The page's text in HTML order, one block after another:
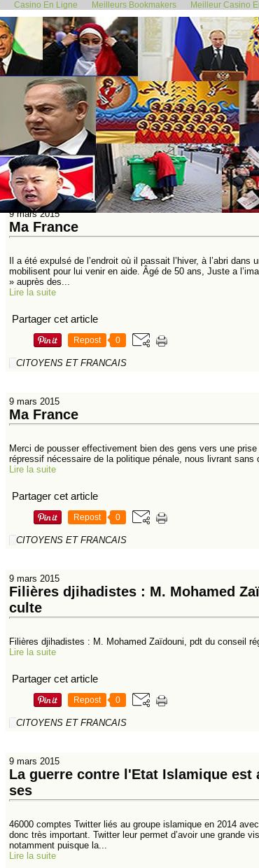
Casino En Ligne Meilleurs Bookmakers Meilleur Casino
<< <400
410
420
430 431 432 433 434 435
9 mars 2015
Ma France
Il a été expulsé de l’endroit où il passait l’hiver, à l’abri
mobilisent pour lui venir en aide. Âgé de 50 ans, Juste a
» auprès des...
Lire la suite
Partager cet article
Repost 0
CITOYENS ET FRANCAIS
9 mars 2015
Ma France
Merci de pousser effectivement bien des gens vers une
répressif nécessaire de la politique pénale, nous livrant
Lire la suite
Partager cet article
Repost 0
CITOYENS ET FRANCAIS
9 mars 2015
Filières djihadistes : M. Mohamed
culte
Filières djihadistes : M. Mohamed Zaïdouni, pdt du conseil
Lire la suite
Partager cet article
Repost 0
CITOYENS ET FRANCAIS
9 mars 2015
La guerre contre l'Etat Islamique
ses
46000 comptes Twitter liés au groupe islamique en 2014
donc très important. Twitter leur permet d’avoir une grande
notamment puisque la...
Lire la suite